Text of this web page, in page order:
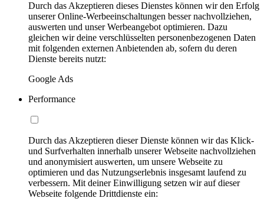
Durch das Akzeptieren dieses Dienstes können wir den Erfolg
unserer Online-Werbeeinschaltungen besser nachvollziehen,
auswerten und unser Werbeangebot optimieren. Dazu
gleichen wir deine verschlüsselten personenbezogenen Daten
mit folgenden externen Anbietenden ab, sofern du deren
Dienste bereits nutzt:
Google Ads
Performance
Durch das Akzeptieren dieser Dienste können wir das Klick-
und Surfverhalten innerhalb unserer Webseite nachvollziehen
und anonymisiert auswerten, um unsere Webseite zu
optimieren und das Nutzungserlebnis insgesamt laufend zu
verbessern. Mit deiner Einwilligung setzen wir auf dieser
Webseite folgende Drittdienste ein: